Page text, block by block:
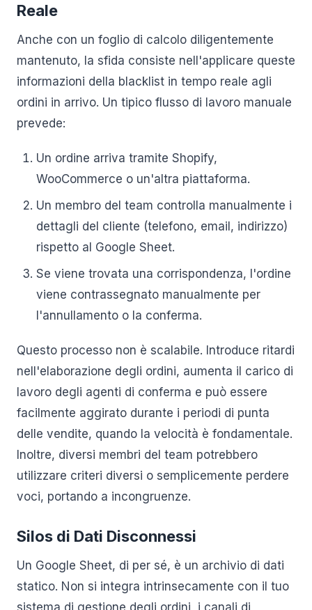
Reale
Anche con un foglio di calcolo diligentemente
mantenuto, la sfida consiste nell'applicare queste
informazioni della blacklist in tempo reale agli
ordini in arrivo. Un tipico flusso di lavoro manuale
prevede:
Un ordine arriva tramite Shopify,
WooCommerce o un'altra piattaforma.
Un membro del team controlla manualmente i
dettagli del cliente (telefono, email, indirizzo)
rispetto al Google Sheet.
Se viene trovata una corrispondenza, l'ordine
viene contrassegnato manualmente per
l'annullamento o la conferma.
Questo processo non è scalabile. Introduce ritardi
nell'elaborazione degli ordini, aumenta il carico di
lavoro degli agenti di conferma e può essere
facilmente aggirato durante i periodi di punta
delle vendite, quando la velocità è fondamentale.
Inoltre, diversi membri del team potrebbero
utilizzare criteri diversi o semplicemente perdere
voci, portando a incongruenze.
Silos di Dati Disconnessi
Un Google Sheet, di per sé, è un archivio di dati
statico. Non si integra intrinsecamente con il tuo
sistema di gestione degli ordini, i canali di